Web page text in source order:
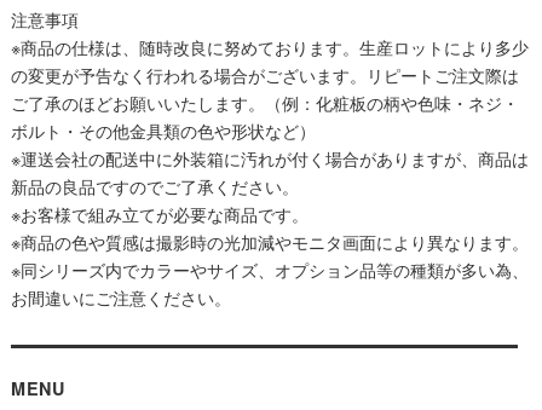
注意事項
※商品の仕様は、随時改良に努めております。生産ロットにより多少
の変更が予告なく行われる場合がございます。リピートご注文際は
ご了承のほどお願いいたします。（例：化粧板の柄や色味・ネジ・
ボルト・その他金具類の色や形状など）
※運送会社の配送中に外装箱に汚れが付く場合がありますが、商品は
新品の良品ですのでご了承ください。
※お客様で組み立てが必要な商品です。
※商品の色や質感は撮影時の光加減やモニタ画面により異なります。
※同シリーズ内でカラーやサイズ、オプション品等の種類が多い為、
お間違いにご注意ください。
MENU